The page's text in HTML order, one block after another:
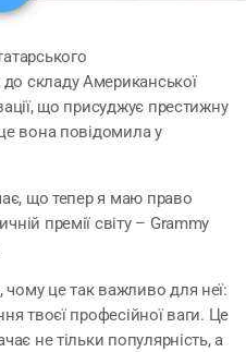
складу Американської
що присуджує престижну
вона повідомила у
що тепер я маю право
премії світу – Grammy
це так важливо для неї:
твоєї професійної ваги. Це
не тільки популярність, а